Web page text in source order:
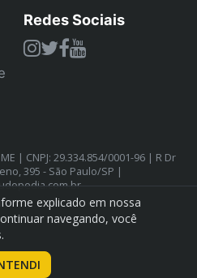
Redes Sociais
ME | CNPJ: 29.334.854/0001-96 | R Dr
395 - São Paulo/SP |
explicado em nossa
navegando, você